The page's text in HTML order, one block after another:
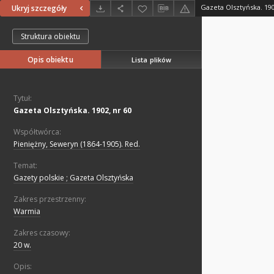
Ukryj szczegóły Gazeta Olsztyńska.
Struktura obiektu
Opis obiektu Lista plików
Tytuł:
Gazeta Olsztyńska. 1902, nr 60
Współtwórca:
Pieniężny, Seweryn (1864-1905). Red.
Temat:
Gazety polskie ; Gazeta Olsztyńska
Zakres przestrzenny:
Warmia
Zakres czasowy:
20 w.
Opis: